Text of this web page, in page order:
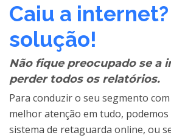
Caiu a
solução!
Não fique preocupado se a
perder todos os relatórios.
Para conduzir o seu segmento
melhor atenção em tudo,
sistema de retaguarda online, ou